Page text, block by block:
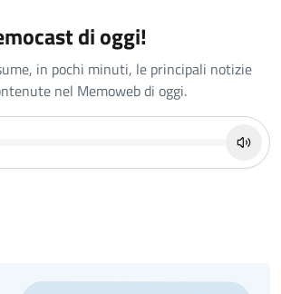
di oggi!
in pochi minuti, le principali notizie
nel Memoweb di oggi.